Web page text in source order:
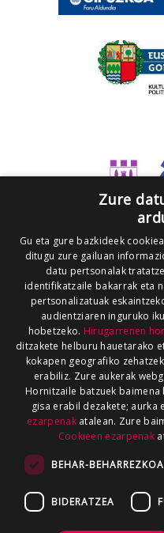
Zure
Gu eta gure bazkideek
ditugu zure gailuan
datu pertsonalak
identifikatzaile bakarrak eta
pertsonalizatuak
audientziaren inguruko
hobetzeko. Hirugarrenen
ditzakete helburu hauetarako
kokapen geografiko
erabiliz. Zure aukerak
Hornitzaile batzuek
gisa erabil dezakete; aurka
ezarpenakatalean. Zure
Cookieen ezarpenak
BEHAR-BEHARREZKOA
BIDERATZEA